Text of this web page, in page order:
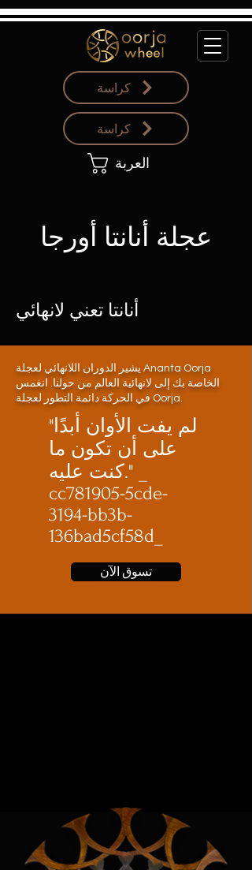
كراسة
كراسة
العربة
عجلة أنانتا أورجا
أنانتا تعني لانهائي
يشير الدوران اللانهائي لعجلة Ananta Oorja
الخاصة بك إلى لانهائية العالم من حولنا. انغمس
في الحركة دائمة التطور لعجلة Oorja.
"لم يفت الأوان أبدًا
على أن تكون ما
كنت عليه." _
cc781905-5cde-
3194-bb3b-
136bad5cf58d_
تسوق الآن